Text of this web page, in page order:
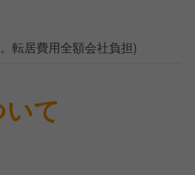
転居費用全額会社負担)
て